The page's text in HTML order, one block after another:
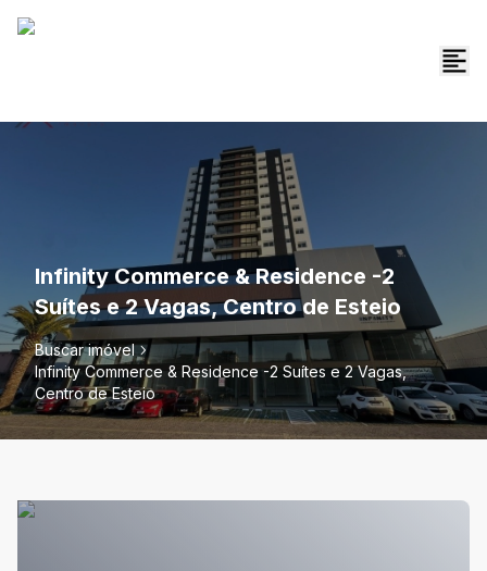
Infinity Commerce & Residence -2
Suítes e 2 Vagas, Centro de Esteio
Buscar imóvel
Infinity Commerce & Residence -2 Suítes e 2 Vagas,
Centro de Esteio